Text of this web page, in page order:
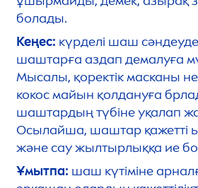
болады.
Кеңес: күрделі шаш
шаштарға аздап демалуға
Мысалы, қоректік масканы
кокос майын қолдануға
шаштардың түбіне уқалап
Осылайша, шаштар қажетті
және сау жылтырлыққа ие
Ұмытпа: шаш күтіміне